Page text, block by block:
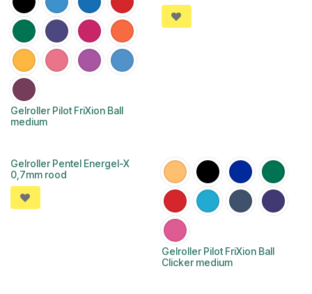
Gelroller Pilot FriXion Ball
medium
Gelroller Pentel Energel-X
0,7mm rood
Gelroller Pilot FriXion Ball
Clicker medium